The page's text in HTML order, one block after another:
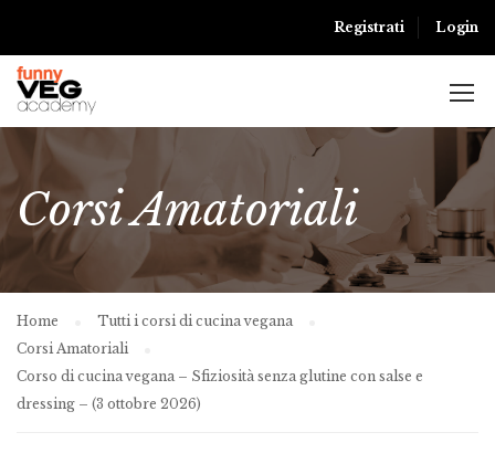
Registrati Login
Corsi Amatoriali
Home
Tutti i corsi di cucina vegana
Corsi Amatoriali
Corso di cucina vegana – Sfiziosità senza glutine con salse e
dressing – (3 ottobre 2026)